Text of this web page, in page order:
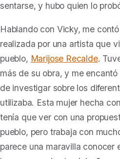
sentarse, y hubo quien lo
Hablando con Vicky, me
realizada por una artista que
pueblo, Marijose Recalde.
más de su obra, y me
de investigar sobre los
utilizaba. Esta mujer hecha
tenía que ver con una
pueblo, pero trabaja con
parece una maravilla conocer